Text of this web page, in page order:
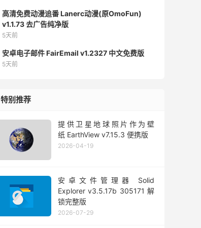
高清免费动漫追番 Lanerc动漫(原OmoFun)
v1.1.73 去广告纯净版
5天前
安卓电子邮件 FairEmail v1.2327 中文免费版
5天前
特别推荐
提供卫星地球照片作为壁
纸 EarthView v7.15.3 便携版
2026-04-19
安卓文件管理器 Solid
Explorer v3.5.17b 305171 解
锁完整版
2026-07-29